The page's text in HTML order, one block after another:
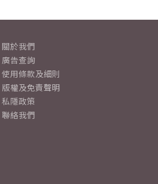
關於我們
廣告查詢
使用條款及細則
版權及免責聲明
私隱政策
聯絡我們